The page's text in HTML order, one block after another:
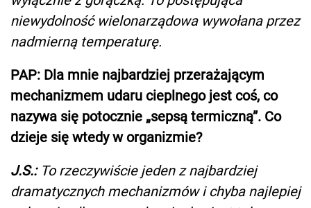
niewydolność wielonarządowa wywołana przez
nadmierną temperaturę.
PAP: Dla mnie najbardziej przerażającym
mechanizmem udaru cieplnego jest coś, co
nazywa się potocznie „sepsą termiczną”. Co
dzieje się wtedy w organizmie?
J.S.: To rzeczywiście jeden z najbardziej
dramatycznych mechanizmów i chyba najlepiej